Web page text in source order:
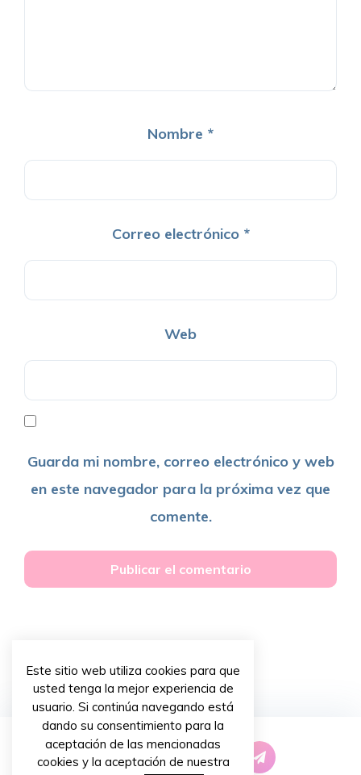
Nombre *
Correo electrónico *
Web
Guarda mi nombre, correo electrónico y web
en este navegador para la próxima vez que
comente.
Este sitio web utiliza cookies para que
usted tenga la mejor experiencia de
usuario. Si continúa navegando está
dando su consentimiento para la
aceptación de las mencionadas
cookies y la aceptación de nuestra